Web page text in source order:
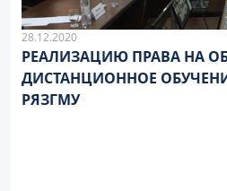
28.12.2020
РЕАЛИЗАЦИЮ ПРАВА НА
ДИСТАНЦИОННОЕ
РЯЗГМУ